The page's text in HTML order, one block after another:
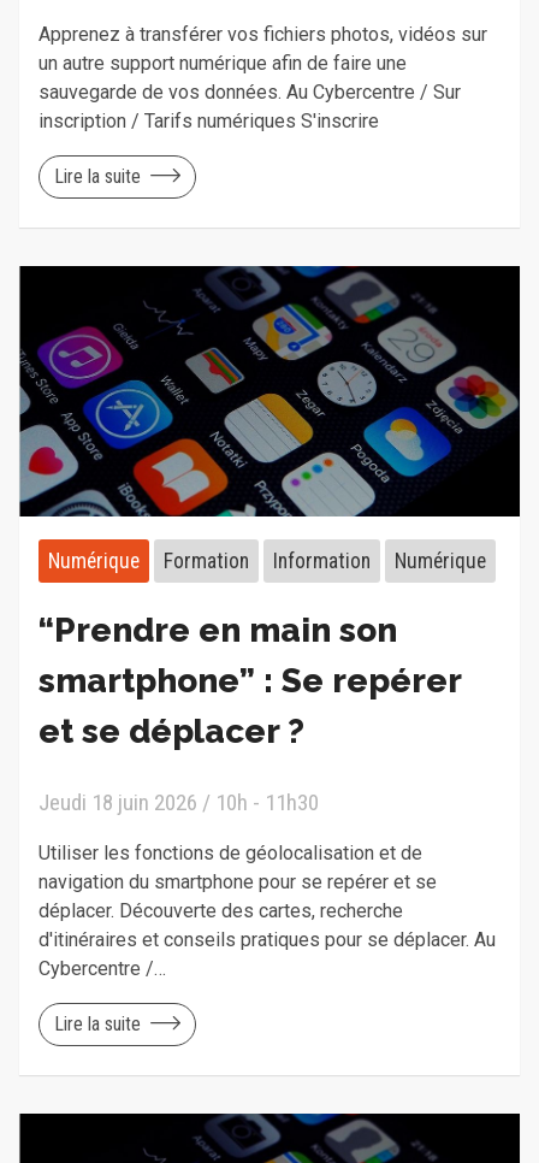
Apprenez à transférer vos fichiers photos, vidéos sur
un autre support numérique afin de faire une
sauvegarde de vos données. Au Cybercentre / Sur
inscription / Tarifs numériques S'inscrire
Lire la suite
Numérique Formation Information Numérique
“Prendre en main son
smartphone” : Se repérer
et se déplacer ?
Jeudi 18 juin 2026 / 10h - 11h30
Utiliser les fonctions de géolocalisation et de
navigation du smartphone pour se repérer et se
déplacer. Découverte des cartes, recherche
d'itinéraires et conseils pratiques pour se déplacer. Au
Cybercentre /…
Lire la suite